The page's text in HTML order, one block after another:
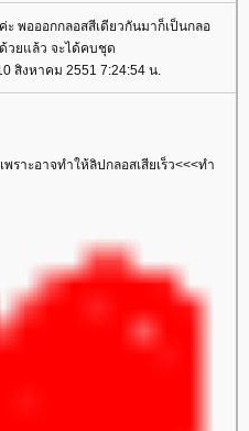
ะ พอออกกลอสสีเดียวกันมาก็เป็นกลอ
วยแล้ว จะได้คบชุด
สิงหาคม 2551 7:24:54 น.
ราะอาจทำให้ลิปกลอสเสียเร็ว<<<ทำ